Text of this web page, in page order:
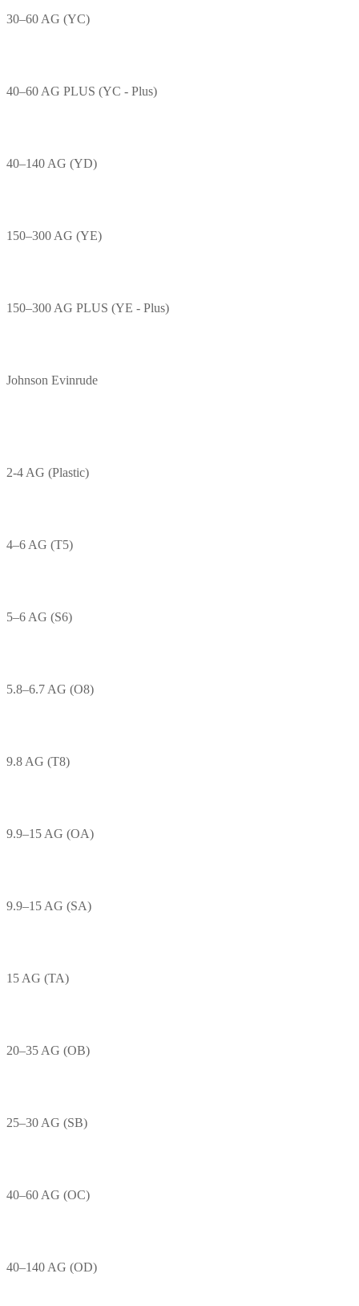
30–60 AG (YC)
40–60 AG PLUS (YC - Plus)
40–140 AG (YD)
150–300 AG (YE)
150–300 AG PLUS (YE - Plus)
Johnson Evinrude
2-4 AG (Plastic)
4–6 AG (T5)
5–6 AG (S6)
5.8–6.7 AG (O8)
9.8 AG (T8)
9.9–15 AG (OA)
9.9–15 AG (SA)
15 AG (TA)
20–35 AG (OB)
25–30 AG (SB)
40–60 AG (OC)
40–140 AG (OD)